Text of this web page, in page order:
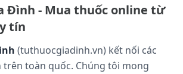
liều:
thể gặp:
về tác dụng phụ của sản phẩm.
Đình - Mua thuốc online từ
tín
(tuthuocgiadinh.vn) kết nối các
trên toàn quốc. Chúng tôi mong